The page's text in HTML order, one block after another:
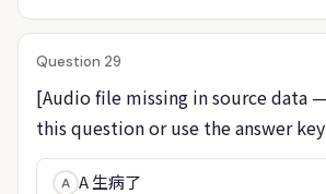
Question 29
[Audio file missing in source data
this question or use the answer
A A 生病了